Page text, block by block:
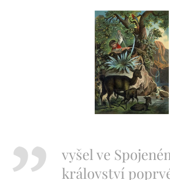
vyšel ve
království